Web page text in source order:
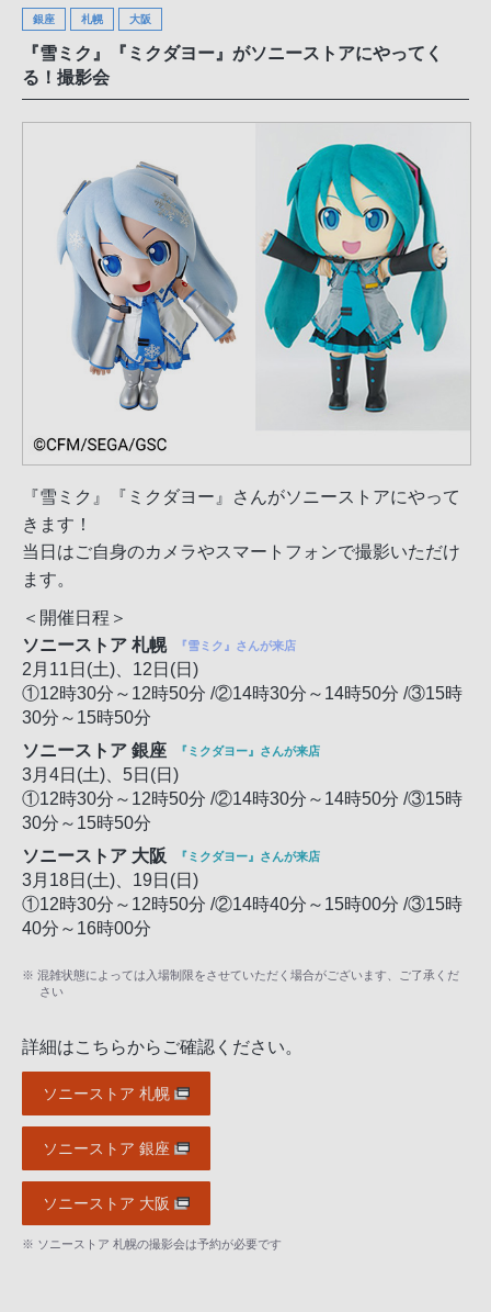
銀座 札幌 大阪
『雪ミク』『ミクダヨー』がソニーストアにやってく
る！撮影会
『雪ミク』『ミクダヨー』さんがソニーストアにやって
きます！
当日はご自身のカメラやスマートフォンで撮影いただけ
ます。
＜開催日程＞
ソニーストア 札幌
『雪ミク』さんが来店
2月11日(土)、12日(日)
①12時30分～12時50分 /②14時30分～14時50分 /③15時
30分～15時50分
ソニーストア 銀座
『ミクダヨー』さんが来店
3月4日(土)、5日(日)
①12時30分～12時50分 /②14時30分～14時50分 /③15時
30分～15時50分
ソニーストア 大阪
『ミクダヨー』さんが来店
3月18日(土)、19日(日)
①12時30分～12時50分 /②14時40分～15時00分 /③15時
40分～16時00分
※ 混雑状態によっては入場制限をさせていただく場合がございます、ご了承くだ
さい
詳細はこちらからご確認ください。
ソニーストア 札幌
ソニーストア 銀座
ソニーストア 大阪
※ ソニーストア 札幌の撮影会は予約が必要です